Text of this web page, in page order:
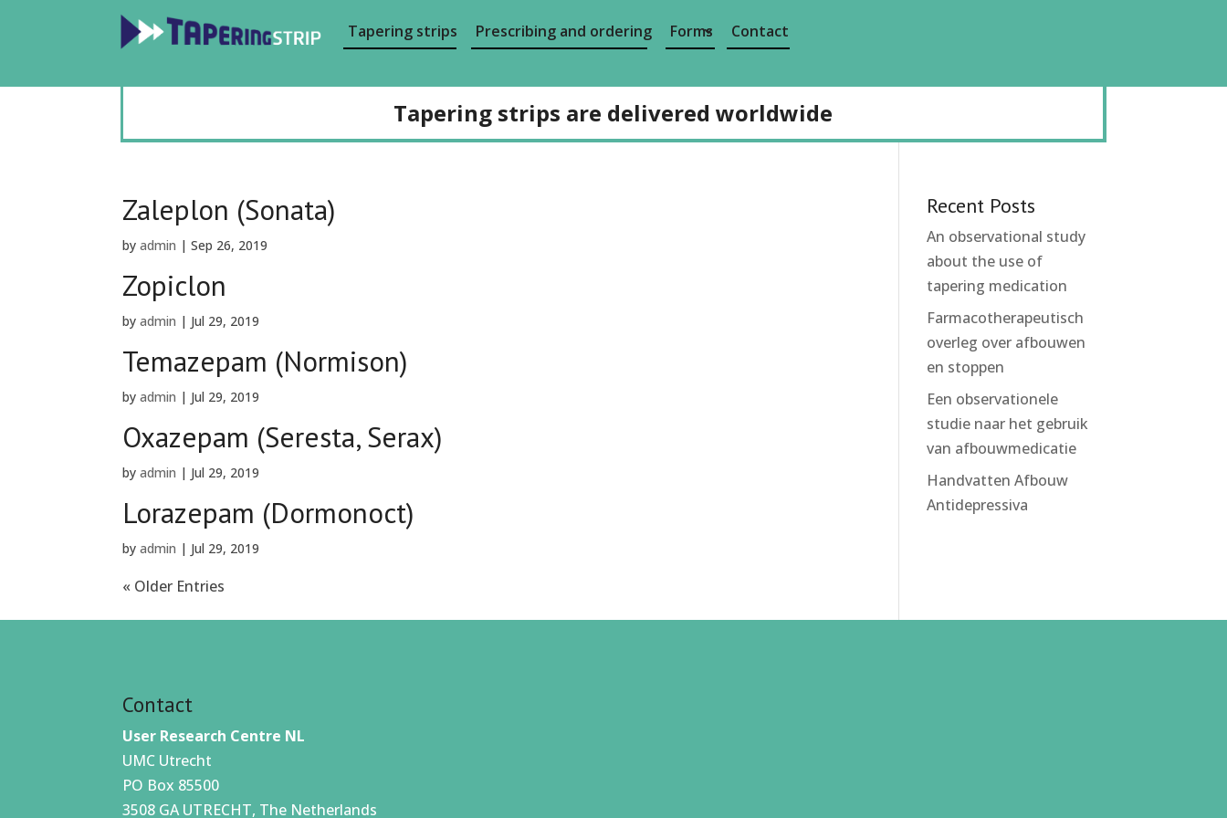
Tapering strips Prescribing and ordering Forms Contact
Tapering strips are delivered worldwide
Zaleplon (Sonata)
byadmin |Sep 26, 2019
Zopiclon
byadmin | Jul 29, 2019
Temazepam (Normison)
byadmin | Jul 29, 2019
Oxazepam (Seresta, Serax)
byadmin | Jul 29, 2019
Lorazepam (Dormonoct)
byadmin | Jul 29, 2019
« Older Entries
Recent Posts
An observational study
about the use of
tapering medication
Farmacotherapeutisch
overleg over afbouwen
en stoppen
Een observationele
studie naar het gebruik
van afbouwmedicatie
Handvatten Afbouw
Antidepressiva
Contact
User Research Centre NL
UMC Utrecht
PO Box 85500
3508 GA UTRECHT, The Netherlands